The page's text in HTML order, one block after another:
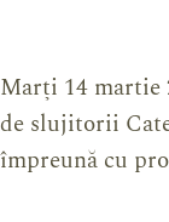
Marți 14 martie
de slujitorii
împreună cu